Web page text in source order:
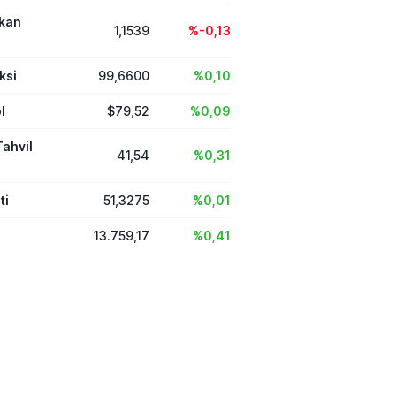
1,1539 %-0,13
99,6600 %0,10
$79,52 %0,09
41,54 %0,31
51,3275 %0,01
13.759,17 %0,41